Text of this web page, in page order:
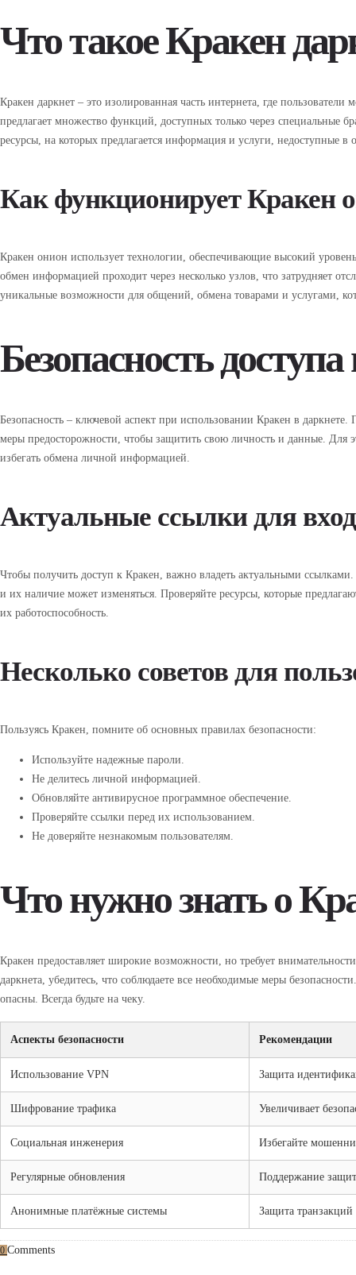
Что такое Кракен
Кракен даркнет – это изолированная часть интернета, где
предлагает множество функций, доступных только через специальные
ресурсы, на которых предлагается информация и услуги, недоступные в
Как функционирует Кракен
Кракен онион использует технологии, обеспечивающие высокий
обмен информацией проходит через несколько узлов, что затрудняет
уникальные возможности для общений, обмена товарами и услугами,
Безопасность
Безопасность – ключевой аспект при использовании Кракен в
меры предосторожности, чтобы защитить свою личность и данные. Для
избегать обмена личной информацией.
Актуальные ссылки для
Чтобы получить доступ к Кракен, важно владеть актуальными
и их наличие может изменяться. Проверяйте ресурсы, которые
их работоспособность.
Несколько советов для
Пользуясь Кракен, помните об основных правилах безопасности:
Используйте надежные пароли.
Не делитесь личной информацией.
Обновляйте антивирусное программное обеспечение.
Проверяйте ссылки перед их использованием.
Не доверяйте незнакомым пользователям.
Что нужно знать о
Кракен предоставляет широкие возможности, но требует
даркнета, убедитесь, что соблюдаете все необходимые меры
опасны. Всегда будьте на чеку.
Аспекты безопасности Рекомендации
Использование VPN Защита
Шифрование трафика Увеличивает
Социальная инженерия Избегайте
Регулярные обновления Поддержание
Анонимные платёжные системы Защита транзакций
0 Comments